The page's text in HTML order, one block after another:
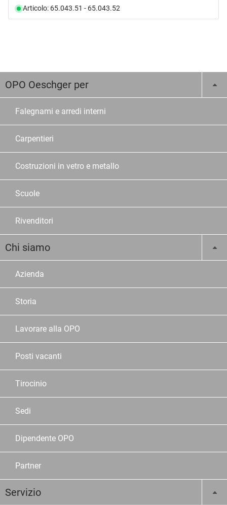
Articolo: 65.043.51 - 65.043.52
OPO Oeschger per
Falegnami e arredi interni
Carpentieri
Costruzioni in vetro e metallo
Scuole
Rivenditori
Chi siamo
Azienda
Storia
Lavorare alla OPO
Posti vacanti
Tirocinio
Sedi
Dipendente OPO
Partner
Servizio